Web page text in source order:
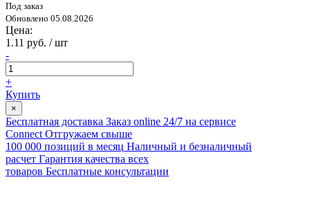
Под заказ
Обновлено 05.08.2026
Цена:
1.11 руб. / шт
-
+
Купить
×
Бесплатная доставка Заказ online 24/7 на сервисе
Connect Отгружаем свыше
100 000 позиций в месяц Наличный и безналичный
расчет Гарантия качества всех
товаров Бесплатные консультации